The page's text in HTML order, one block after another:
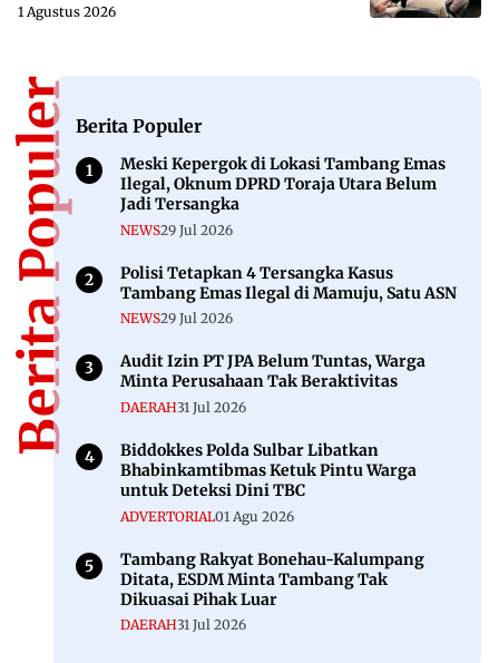
1 Agustus 2026
Berita PopulerBerita Populer
Meski Kepergok di Lokasi Tambang Emas
Ilegal, Oknum DPRD Toraja Utara Belum
Jadi Tersangka
NEWS29 Jul 2026
Polisi Tetapkan 4 Tersangka Kasus
Tambang Emas Ilegal di Mamuju, Satu ASN
NEWS29 Jul 2026
Audit Izin PT JPA Belum Tuntas, Warga
Minta Perusahaan Tak Beraktivitas
DAERAH31 Jul 2026
Biddokkes Polda Sulbar Libatkan
Bhabinkamtibmas Ketuk Pintu Warga
untuk Deteksi Dini TBC
ADVERTORIAL01 Agu 2026
Tambang Rakyat Bonehau-Kalumpang
Ditata, ESDM Minta Tambang Tak
Dikuasai Pihak Luar
DAERAH31 Jul 2026